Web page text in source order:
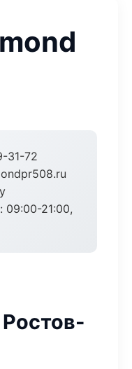
31-72
09:00-21:00,
Ростов-